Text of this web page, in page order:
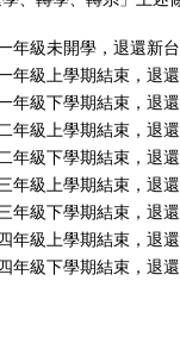
年級未開學，退還新台
年級上學期結束，退
年級下學期結束，退
年級上學期結束，退
年級下學期結束，退
年級上學期結束，退
年級下學期結束，退
年級上學期結束，退
年級下學期結束，退還